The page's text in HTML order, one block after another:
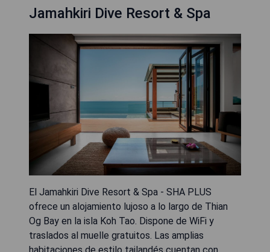
Jamahkiri Dive Resort & Spa
El Jamahkiri Dive Resort & Spa - SHA PLUS
ofrece un alojamiento lujoso a lo largo de Thian
Og Bay en la isla Koh Tao. Dispone de WiFi y
traslados al muelle gratuitos. Las amplias
habitaciones de estilo tailandés cuentan con